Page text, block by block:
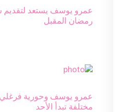
عمرو يوسف يستعد
رمضان المقبل
عمرو يوسف وحورية فرغلي
مختلفة تبدأ الأحد